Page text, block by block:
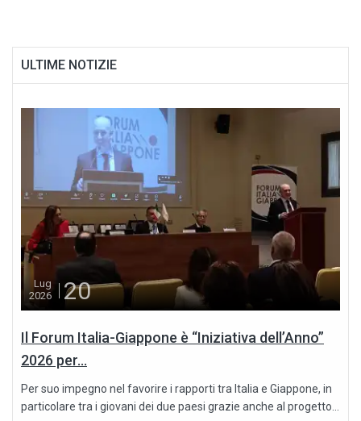
ULTIME NOTIZIE
Lug
2026
20
Il Forum Italia-Giappone è “Iniziativa dell’Anno”
2026 per...
Per suo impegno nel favorire i rapporti tra Italia e Giappone, in
particolare tra i giovani dei due paesi grazie anche al progetto...